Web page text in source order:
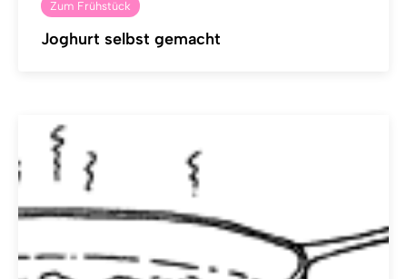
Zum Frühstück
Joghurt selbst gemacht